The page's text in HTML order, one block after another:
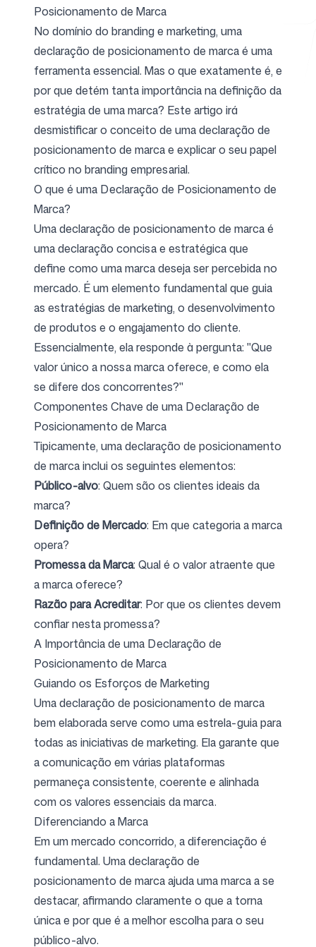
Ferramentas Gratuitas
FAQ
Contato
Entrar Cadastrar-se
Siga-nos
Posicionamento de Marca
No domínio do branding e marketing, uma
declaração de posicionamento de marca é uma
ferramenta essencial. Mas o que exatamente é, e
por que detém tanta importância na definição da
estratégia de uma marca? Este artigo irá
desmistificar o conceito de uma declaração de
posicionamento de marca e explicar o seu papel
crítico no branding empresarial.
O que é uma Declaração de Posicionamento de
Marca?
Uma declaração de posicionamento de marca é
uma declaração concisa e estratégica que
define como uma marca deseja ser percebida no
mercado. É um elemento fundamental que guia
as estratégias de marketing, o desenvolvimento
de produtos e o engajamento do cliente.
Essencialmente, ela responde à pergunta: "Que
valor único a nossa marca oferece, e como ela
se difere dos concorrentes?"
Componentes Chave de uma Declaração de
Posicionamento de Marca
Tipicamente, uma declaração de posicionamento
de marca inclui os seguintes elementos:
Público-alvo: Quem são os clientes ideais da
marca?
Definição de Mercado: Em que categoria a marca
opera?
Promessa da Marca: Qual é o valor atraente que
a marca oferece?
Razão para Acreditar: Por que os clientes devem
confiar nesta promessa?
A Importância de uma Declaração de
Posicionamento de Marca
Guiando os Esforços de Marketing
Uma declaração de posicionamento de marca
bem elaborada serve como uma estrela-guia para
todas as iniciativas de marketing. Ela garante que
a comunicação em várias plataformas
permaneça consistente, coerente e alinhada
com os valores essenciais da marca.
Diferenciando a Marca
Em um mercado concorrido, a diferenciação é
fundamental. Uma declaração de
posicionamento de marca ajuda uma marca a se
destacar, afirmando claramente o que a torna
única e por que é a melhor escolha para o seu
público-alvo.